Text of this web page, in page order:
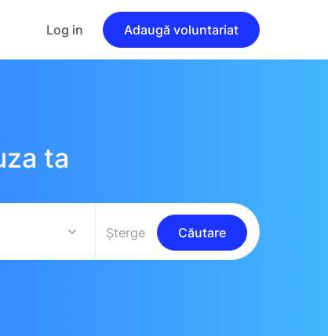
Log in Adaugă voluntariat
ta
Șterge Căutare